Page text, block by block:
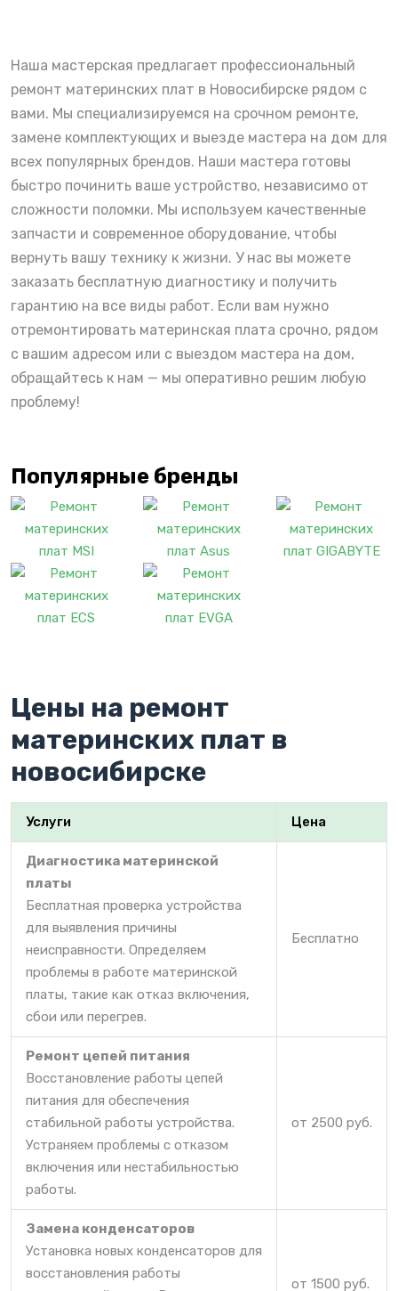
Наша мастерская предлагает профессиональный
ремонт материнских плат в Новосибирске рядом с
вами. Мы специализируемся на срочном ремонте,
замене комплектующих и выезде мастера на дом для
всех популярных брендов. Наши мастера готовы
быстро починить ваше устройство, независимо от
сложности поломки. Мы используем качественные
запчасти и современное оборудование, чтобы
вернуть вашу технику к жизни. У нас вы можете
заказать бесплатную диагностику и получить
гарантию на все виды работ. Если вам нужно
отремонтировать материнская плата срочно, рядом
с вашим адресом или с выездом мастера на дом,
обращайтесь к нам — мы оперативно решим любую
проблему!
Популярные бренды
Цены на ремонт
материнских плат в
новосибирске
Услуги Цена
Диагностика материнской
платы
Бесплатная проверка устройства
для выявления причины
неисправности. Определяем
проблемы в работе материнской
платы, такие как отказ включения,
сбои или перегрев.
Бесплатно
Ремонт цепей питания
Восстановление работы цепей
питания для обеспечения
стабильной работы устройства.
Устраняем проблемы с отказом
включения или нестабильностью
работы.
от 2500 руб.
Замена конденсаторов
Установка новых конденсаторов для
восстановления работы
от 1500 руб.